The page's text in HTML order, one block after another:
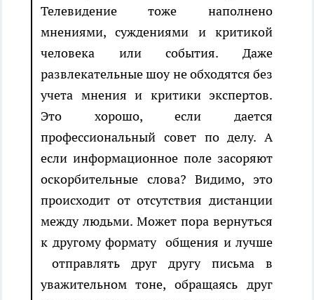
Телевидение тоже наполнено
мнениями, суждениями и критикой
человека или события. Даже
развлекательные шоу не обходятся без
учета мнения и критики экспертов.
Это хорошо, если дается
профессиональный совет по делу. А
если информационное поле засоряют
оскорбительные слова? Видимо, это
происходит от отсутствия дистанции
между людьми. Может пора вернуться
к другому формату общения и лучше
отправлять друг другу письма в
уважительном тоне, обращаясь друг